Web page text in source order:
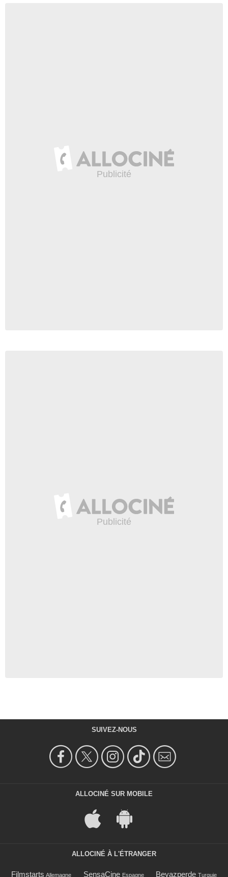
SUIVEZ-NOUS
ALLOCINÉ SUR MOBILE
ALLOCINÉ À L'ÉTRANGER
Filmstarts Allemagne SensaCine Espagne Beyazperde Turquie